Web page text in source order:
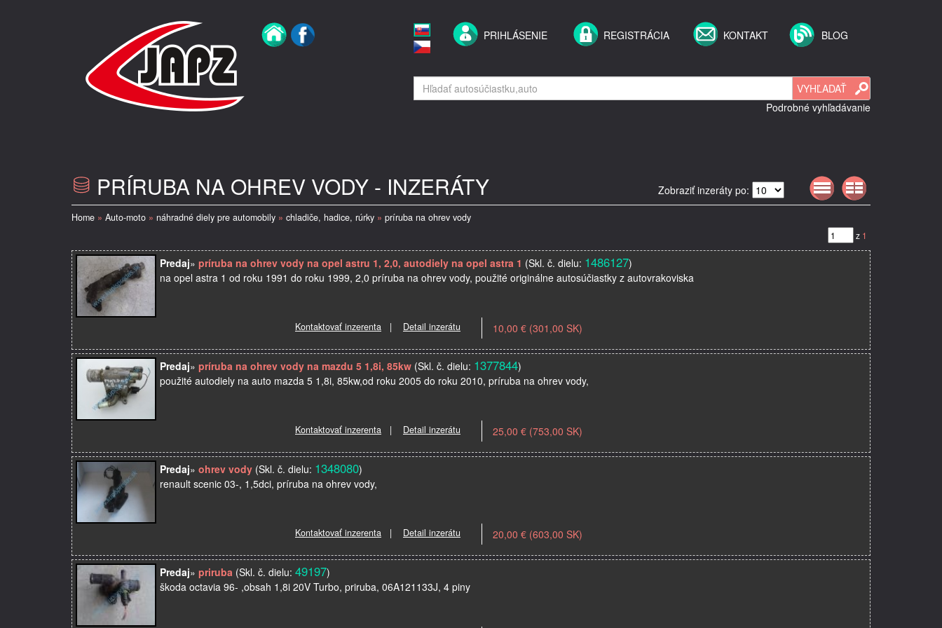
PRIHLÁSENIE REGISTRÁCIA KONTAKT BLOG
Podrobné vyhľadávanie
PRÍRUBA NA OHREV VODY - INZERÁTY Zobraziť inzeráty po:
Home » Auto-moto » náhradné diely pre automobily » chladiče, hadice, rúrky » príruba na ohrev vody
z 1
Predaj» príruba na ohrev vody na opel astru 1, 2,0, autodiely na opel astra 1 (Skl. č. dielu: 1486127)
na opel astra 1 od roku 1991 do roku 1999, 2,0 príruba na ohrev vody, použité originálne autosúčiastky z autovrakoviska
Kontaktovať inzerenta | Detail inzerátu 10,00 € (301,00 SK)
Predaj» príruba na ohrev vody na mazdu 5 1,8i, 85kw (Skl. č. dielu: 1377844)
použité autodiely na auto mazda 5 1,8i, 85kw,od roku 2005 do roku 2010, príruba na ohrev vody,
Kontaktovať inzerenta | Detail inzerátu 25,00 € (753,00 SK)
Predaj» ohrev vody (Skl. č. dielu: 1348080)
renault scenic 03-, 1,5dci, príruba na ohrev vody,
Kontaktovať inzerenta | Detail inzerátu 20,00 € (603,00 SK)
Predaj» priruba (Skl. č. dielu: 49197)
škoda octavia 96- ,obsah 1,8i 20V Turbo, priruba, 06A121133J, 4 piny